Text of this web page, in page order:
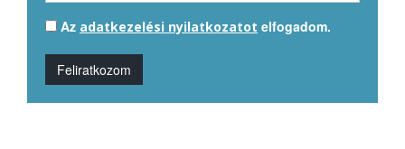
Az adatkezelési nyilatkozatot elfogadom.
Feliratkozom